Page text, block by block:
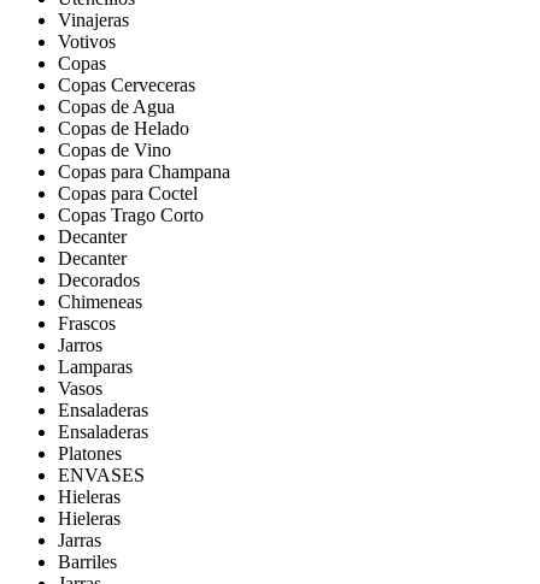
Vinajeras
Votivos
Copas
Copas Cerveceras
Copas de Agua
Copas de Helado
Copas de Vino
Copas para Champana
Copas para Coctel
Copas Trago Corto
Decanter
Decanter
Decorados
Chimeneas
Frascos
Jarros
Lamparas
Vasos
Ensaladeras
Ensaladeras
Platones
ENVASES
Hieleras
Hieleras
Jarras
Barriles